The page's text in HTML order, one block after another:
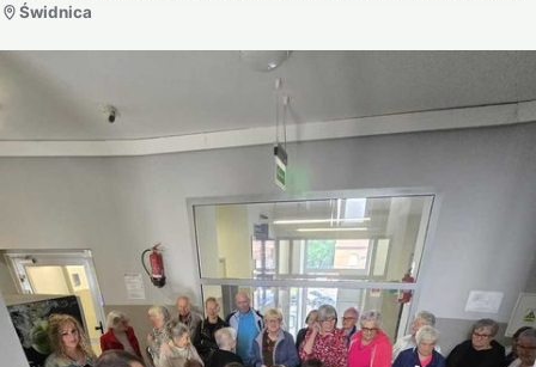
Świdnica